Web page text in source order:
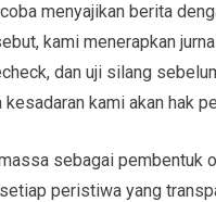
menyajikan berita
kami menerapkan
dan uji silang
kami akan hak
sebagai pembentuk
peristiwa yang